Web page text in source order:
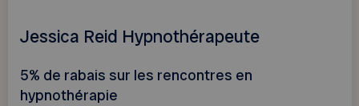
Jessica Reid Hypnothérapeute
5% de rabais sur les rencontres en
hypnothérapie